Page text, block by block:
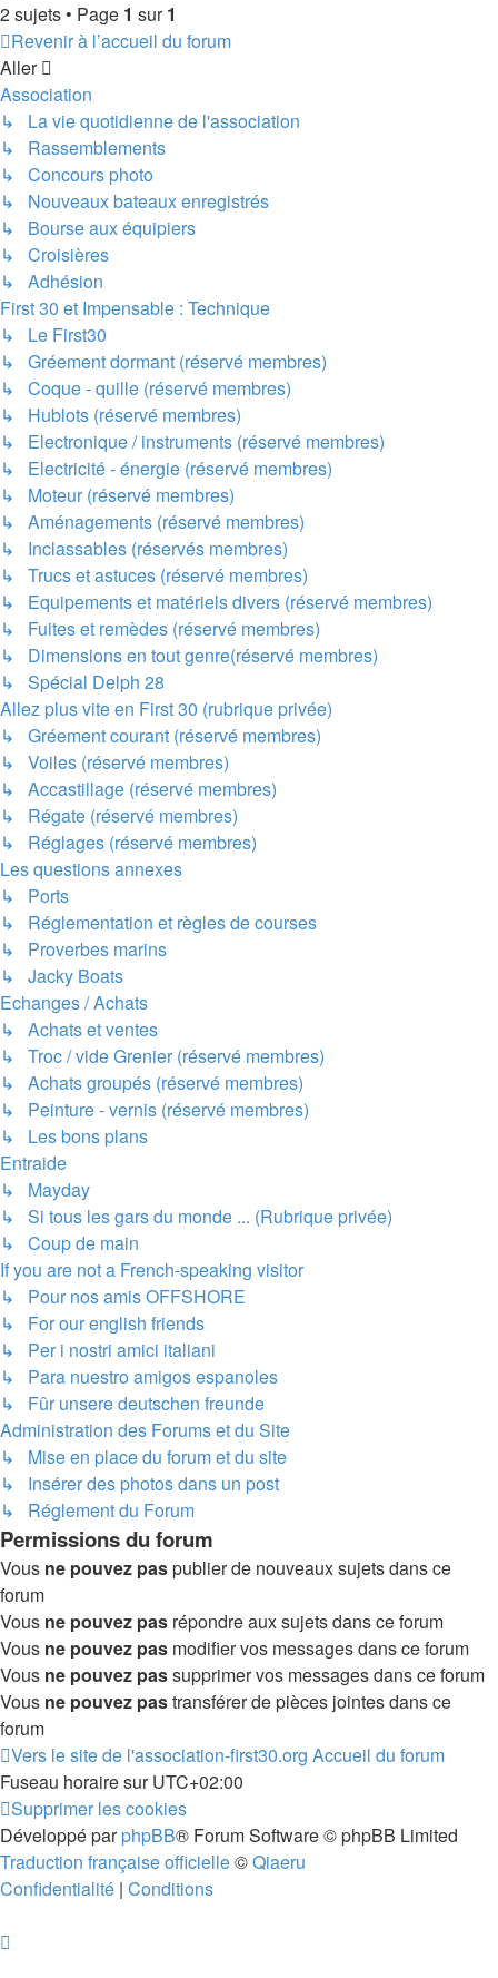
2 sujets • Page 1 sur1
Revenir à l’accueil du forum
Aller
Association
↳ La vie quotidienne de l'association
↳ Rassemblements
↳ Concours photo
↳ Nouveaux bateaux enregistrés
↳ Bourse aux équipiers
↳ Croisières
↳ Adhésion
First 30 et Impensable : Technique
↳ Le First30
↳ Gréement dormant (réservé membres)
↳ Coque - quille (réservé membres)
↳ Hublots (réservé membres)
↳ Electronique / instruments (réservé membres)
↳ Electricité - énergie (réservé membres)
↳ Moteur (réservé membres)
↳ Aménagements (réservé membres)
↳ Inclassables (réservés membres)
↳ Trucs et astuces (réservé membres)
↳ Equipements et matériels divers (réservé membres)
↳ Fuites et remèdes (réservé membres)
↳ Dimensions en tout genre(réservé membres)
↳ Spécial Delph 28
Allez plus vite en First 30 (rubrique privée)
↳ Gréement courant (réservé membres)
↳ Voiles (réservé membres)
↳ Accastillage (réservé membres)
↳ Régate (réservé membres)
↳ Réglages (réservé membres)
Les questions annexes
↳ Ports
↳ Réglementation et règles de courses
↳ Proverbes marins
↳ Jacky Boats
Echanges / Achats
↳ Achats et ventes
↳ Troc / vide Grenier (réservé membres)
↳ Achats groupés (réservé membres)
↳ Peinture - vernis (réservé membres)
↳ Les bons plans
Entraide
↳ Mayday
↳ Si tous les gars du monde ... (Rubrique privée)
↳ Coup de main
If you are not a French-speaking visitor
↳ Pour nos amis OFFSHORE
↳ For our english friends
↳ Per i nostri amici italiani
↳ Para nuestro amigos espanoles
↳ Fûr unsere deutschen freunde
Administration des Forums et du Site
↳ Mise en place du forum et du site
↳ Insérer des photos dans un post
↳ Réglement du Forum
Permissions du forum
Vous ne pouvez paspublier de nouveaux sujets dans ce
forum
Vous ne pouvez pas répondre aux sujets dans ce forum
Vous ne pouvez pas modifier vos messages dans ce forum
Vous ne pouvez passupprimer vos messages dans ce forum
Vous ne pouvez pastransférer de pièces jointes dans ce
forum
Vers le site de l'association-first30.org Accueil du forum
Fuseau horaire surUTC+02:00
Supprimer les cookies
Développé parphpBB® Forum Software © phpBB Limited
Traduction française officielle©Qiaeru
Confidentialité | Conditions